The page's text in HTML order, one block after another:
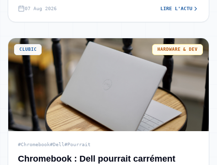
07 Aug 2026 LIRE L'ACTU
CLUBIC HARDWARE & DEV
#Chromebook#Dell #Pourrait
Chromebook : Dell pourrait carrément